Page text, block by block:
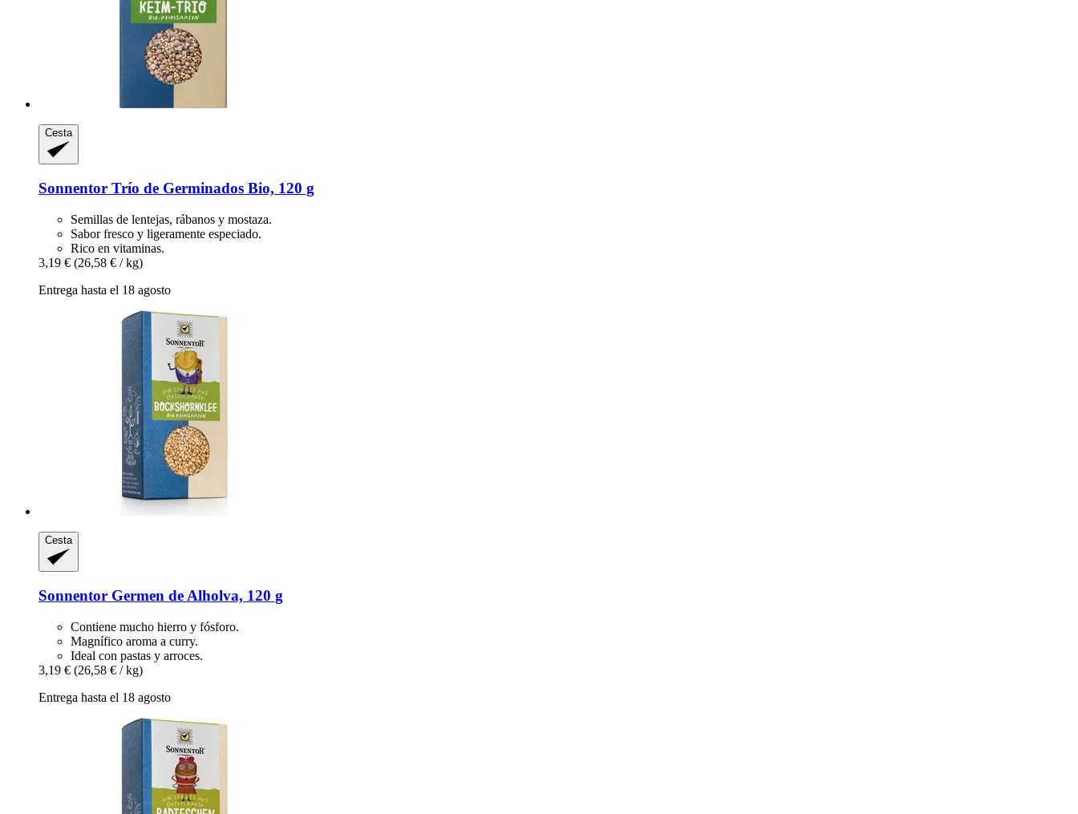
Cesta
Sonnentor Trío de Germinados Bio, 120 g
Semillas de lentejas, rábanos y mostaza.
Sabor fresco y ligeramente especiado.
Rico en vitaminas.
3,19 € (26,58 € / kg)
Entrega hasta el 18 agosto
Cesta
Sonnentor Germen de Alholva, 120 g
Contiene mucho hierro y fósforo.
Magnífico aroma a curry.
Ideal con pastas y arroces.
3,19 € (26,58 € / kg)
Entrega hasta el 18 agosto